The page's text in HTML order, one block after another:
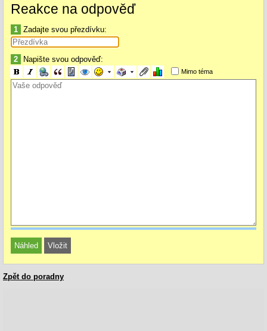
Reakce na odpověď
1 Zadajte svou přezdívku:
2 Napište svou odpověď:
Mimo téma
Zpět do poradny